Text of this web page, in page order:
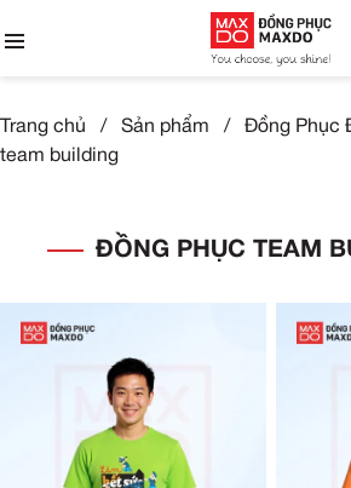
Trang chủ / Sản phẩm / Đồng Phục
team building
ĐỒNG PHỤC TEAM